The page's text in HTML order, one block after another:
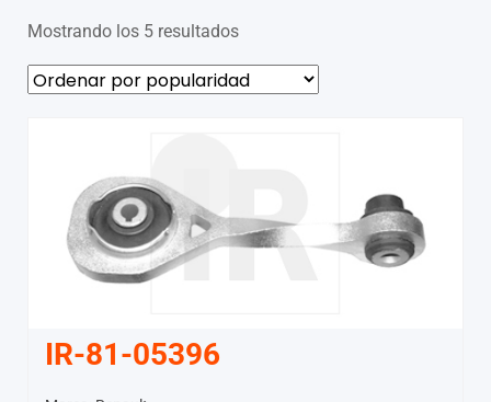
Mostrando los 5 resultados
IR-81-05396